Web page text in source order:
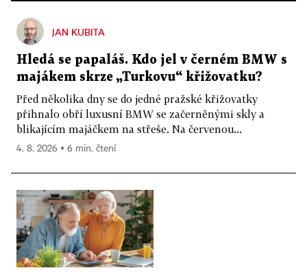
JAN KUBITA
Hledá se papaláš. Kdo jel v černém BMW s
majákem skrze „Turkovu“ křižovatku?
Před několika dny se do jedné pražské křižovatky
přihnalo obří luxusní BMW se začerněnými skly a
blikajícím majáčkem na střeše. Na červenou...
4. 8. 2026 ▪ 6 min. čtení